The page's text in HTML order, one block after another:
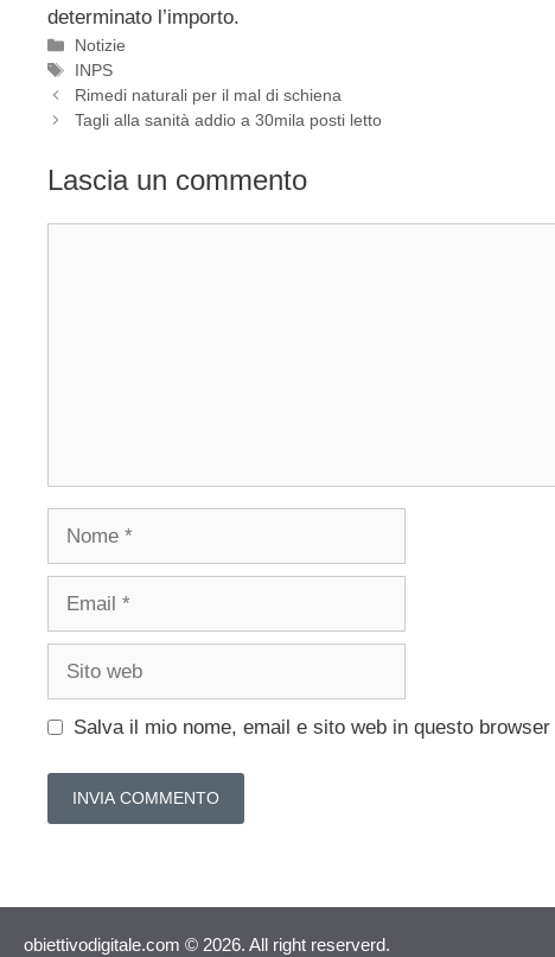
determinato l’importo.
Categorie
Notizie
Tag
INPS
Rimedi naturali per il mal di schiena
Tagli alla sanità addio a 30mila posti letto
Lascia un commento
Nome
Email
Sito
Salva il mio nome, email e sito web in questo
obiettivodigitale.com © 2026. All right reserverd.